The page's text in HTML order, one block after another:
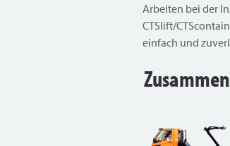
Arbeiten bei der
CTSlift/
einfach und